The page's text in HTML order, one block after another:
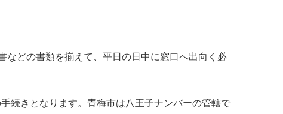
などの書類を揃えて、平日の日中に窓口へ出向く必
続きとなります。青梅市は八王子ナンバーの管轄で